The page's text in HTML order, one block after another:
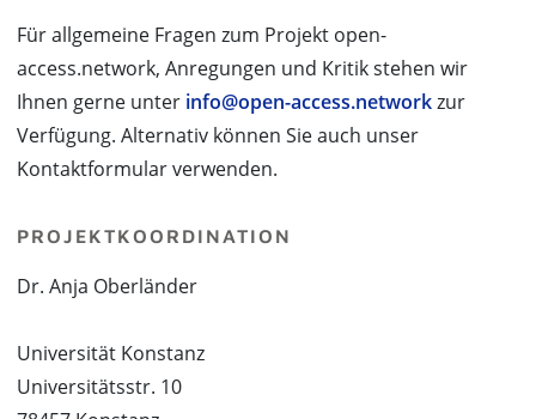
Für allgemeine Fragen zum Projekt open-
access.network, Anregungen und Kritik stehen wir
Ihnen gerne unter info@open-access.networkzur
Verfügung. Alternativ können Sie auch unser
Kontaktformular verwenden.
PROJEKTKOORDINATION
Dr. Anja Oberländer
Universität Konstanz
Universitätsstr. 10